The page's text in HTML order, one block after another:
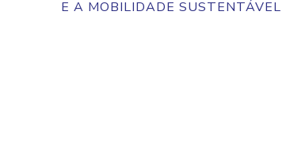
E A MOBILIDADE SUSTENTÁVEL